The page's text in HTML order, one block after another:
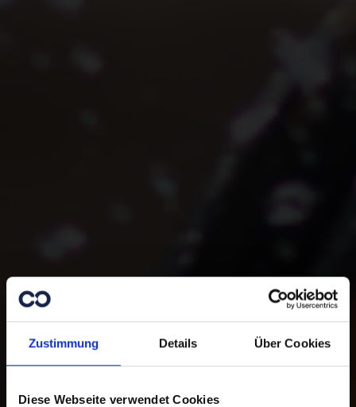
Zustimmung Details Über Cookies
Diese Webseite verwendet Cookies